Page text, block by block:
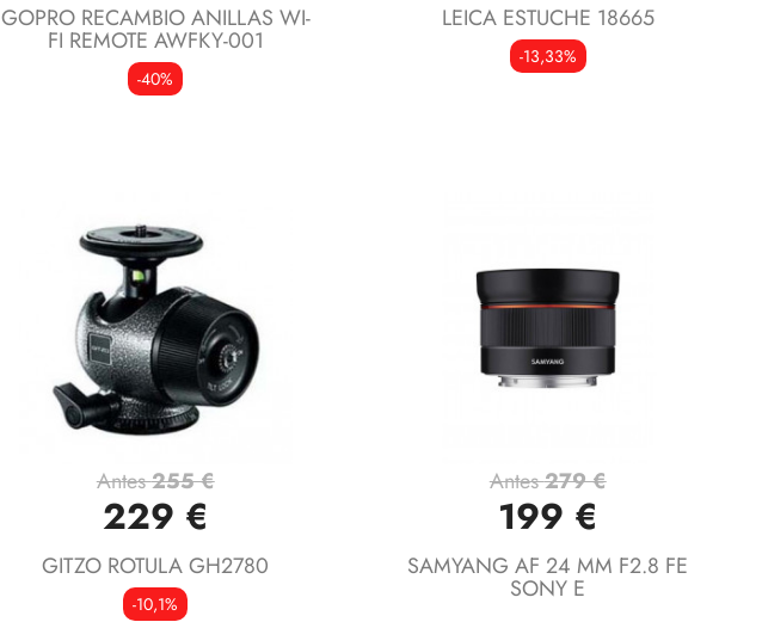
GOPRO RECAMBIO ANILLAS WI-
FI REMOTE AWFKY-001
-40%
LEICA ESTUCHE 18665
-13,33%
Vista rápida
Antes255 €
229 €
GITZO ROTULA GH2780
-10,1%
Vista rápida
Antes279 €
199 €
SAMYANG AF 24 MM F2.8 FE
SONY E